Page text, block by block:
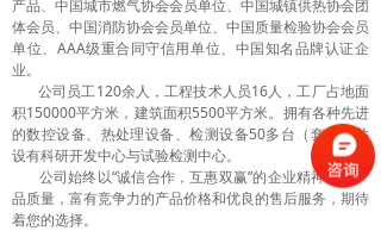
产品、中国城市燃气协会会员单位、中国城镇供热协会团
体会员、中国消防协会会员单位、中国质量检验协会会员
单位、AAA级重合同守信用单位、中国知名品牌认证企
业。
公司员工120余人，工程技术人员16人，工厂占地面
积150000平方米，建筑面积5500平方米。拥有各种先进
的数控设备、热处理设备、检测设备50多台（套），并
设有科研开发中心与试验检测中心。
公司始终以“诚信合作，互惠双赢”的企业精神，以产
品质量，富有竞争力的产品价格和优良的售后服务，期待
着您的选择。